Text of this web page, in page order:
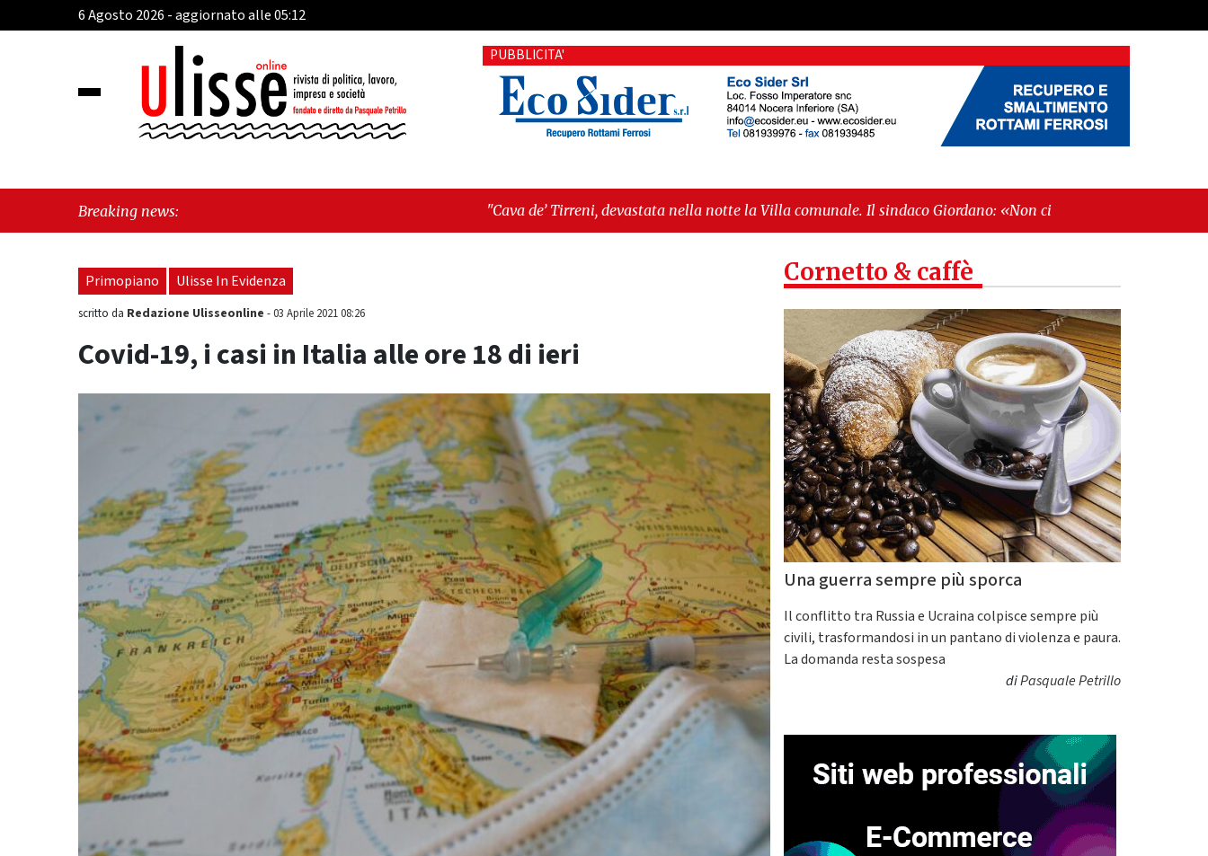
6 Agosto 2026 - aggiornato alle 05:12
PUBBLICITA'
Breaking news: "Cava de’ Tirreni, devastata nella notte la Villa comunale. Il sindaco Giordano: «Non ci fermeremo»" -"Italia sospesa tra
identità, fragilità sociali e pressioni economiche"
Primopiano Ulisse In Evidenza
scritto da Redazione Ulisseonline -03 Aprile 2021 08:26
Covid-19, i casi in Italia alle ore 18 di ieri
Cornetto & caffè
Una guerra sempre più sporca
Il conflitto tra Russia e Ucraina colpisce sempre più
civili, trasformandosi in un pantano di violenza e paura.
La domanda resta sospesa
diPasquale Petrillo